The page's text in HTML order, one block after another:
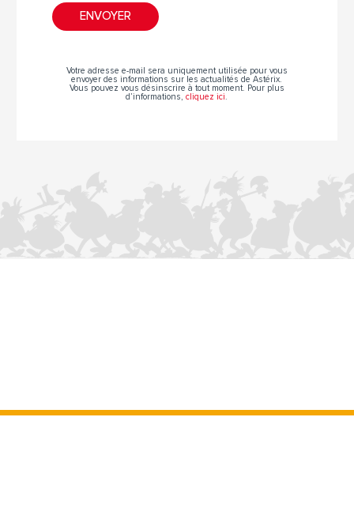
Votre adresse e-mail sera uniquement utilisée pour vous
envoyer des informations sur les actualités de Astérix.
Vous pouvez vous désinscrire à tout moment. Pour plus
d’informations,cliquez ici.